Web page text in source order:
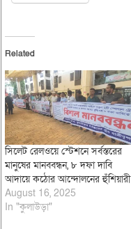
Related
সিলেট রেলওয়ে স্টেশনে সর্বস্তরের
মানুষের মানববন্ধন, ৮ দফা দাবি
আদায়ে কঠোর আন্দোলনের হুঁশিয়ারী
August 16, 2025
In "কুলাউড়া"